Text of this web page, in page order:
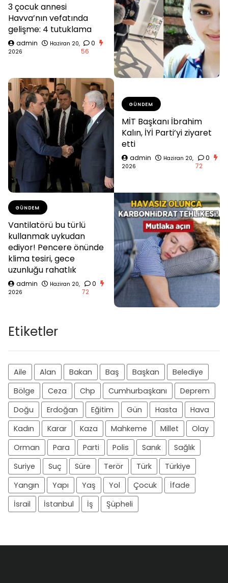
3 çocuk annesi
Havva’nın vefatında
gelişme: 4 tutuklama
admin
Haziran 20,
2026
0
56
GÜNDEM
MİT Başkanı İbrahim
Kalın, İYİ Parti’yi ziyaret
etti
admin
Haziran 20,
2026
0
72
GÜNDEM
Vantilatörü bu türlü
kullanmak uykudan
ediyor! Pencere önünde
klima tesiri, gece
uzunluğu rahatlık
admin
Haziran 20,
2026
0
72
Etiketler
Aile Alan Bakan Baş Başkan
Belediye
Bölge
Ceza Chp Cumhurbaşkanı
Deprem
Doğu
Erdoğan Eğitim Gün Hasta
Hava
Kadın
Karar Kaza Mahkeme Millet
Olay
Orman
Para Parti Polis Sanık
Sağlık
Suriye
Suç Süre Terör Türk
Türkiye
Yangın
Yapı Yaş Yol Çocuk
İfade
İsrail
İstanbul İş Şüpheli